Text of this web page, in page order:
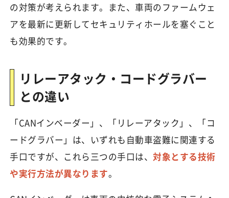
の対策が考えられます。また、車両のファームウェ
アを最新に更新してセキュリティホールを塞ぐこと
も効果的です。
リレーアタック・コードグラバー
との違い
「CANインベーダー」、「リレーアタック」、「コ
ードグラバー」は、いずれも自動車盗難に関連する
手口ですが、これら三つの手口は、対象とする技術
や実行方法が異なります。